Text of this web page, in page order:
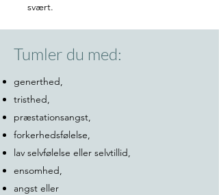
svært.
Tumler du med:
generthed,
tristhed,
præstationsangst,
forkerhedsfølelse,
lav selvfølelse eller selvtillid,
ensomhed,
angst eller